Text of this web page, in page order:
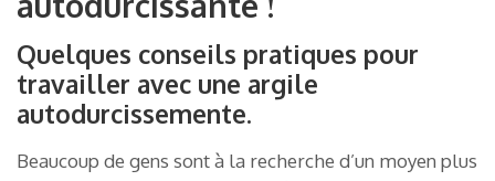
Quelques conseils pratiques pour
travailler avec une argile
autodurcissemente.
Beaucoup de gens sont à la recherche d’un moyen plus